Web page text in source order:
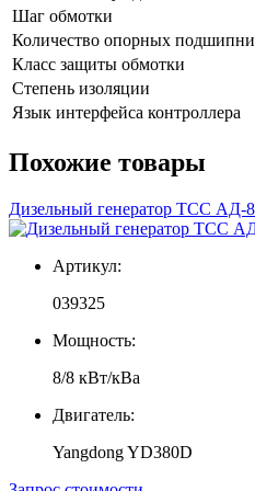
Шаг обмотки
Количество опорных
Класс защиты обмотки
Степень изоляции
Язык интерфейса контроллера
Похожие товары
Дизельный генератор ТСС
Артикул:
039325
Мощность:
8/8 кВт/кВа
Двигатель:
Yangdong YD380D